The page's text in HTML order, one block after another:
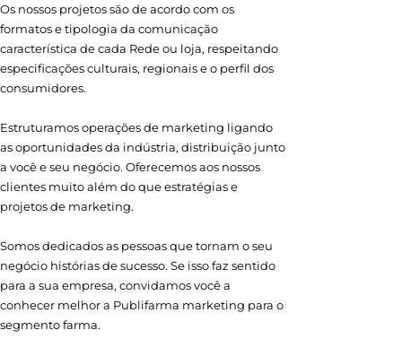
Os nossos projetos são de acordo com os
formatos e tipologia da comunicação
característica de cada Rede ou loja, respeitando
especificações culturais, regionais e o perfil dos
consumidores.
Estruturamos operações de marketing ligando
as oportunidades da indústria, distribuição junto
a você e seu negócio. Oferecemos aos nossos
clientes muito além do que estratégias e
projetos de marketing.
Somos dedicados as pessoas que tornam o seu
negócio histórias de sucesso. Se isso faz sentido
para a sua empresa, convidamos você a
conhecer melhor a Publifarma marketing para o
segmento farma.